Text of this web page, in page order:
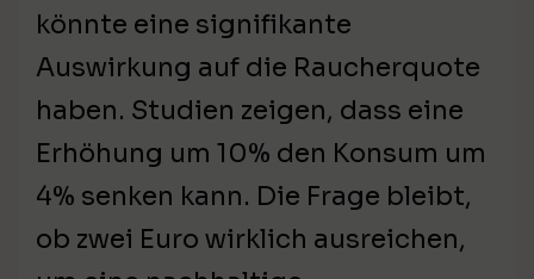
könnte eine signifikante
Auswirkung auf die Raucherquote
haben. Studien zeigen, dass eine
Erhöhung um 10% den Konsum um
4% senken kann. Die Frage bleibt,
ob zwei Euro wirklich ausreichen,